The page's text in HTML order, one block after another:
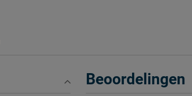
Beoordelingen